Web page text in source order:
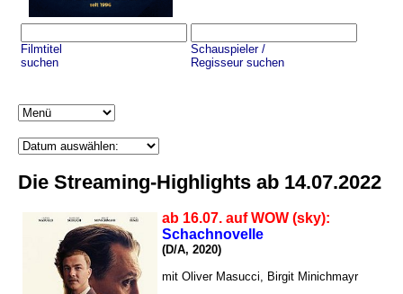
Filmtitel
suchen
Schauspieler /
Regisseur suchen
Die Streaming-Highlights ab 14.07.2022
ab 16.07. auf WOW (sky):
Schachnovelle
(D/A, 2020)
mit Oliver Masucci, Birgit Minichmayr